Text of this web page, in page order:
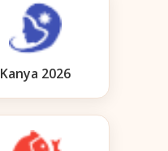
Kanya 2026